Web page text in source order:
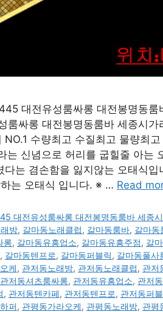
대전유성룸싸롱 대전봉명동
룸싸롱 대전봉명동룸바 세종시
수량최고 수질최고 물량최
는 신념으로 허리를 굽힐줄 아는
다는 겸손함을 잃지않는 오태식
는 오태식 입니다. ※ … Read
대전유성룸싸롱 대전봉명동룸바 세종
방, 갈마동노래클럽, 갈마동룸바, 갈마동
롱, 갈마동유흥업소, 갈마동유흥주점, 갈
, 갈마동텐프로, 갈마동퍼블릭, 갈마동풀사
케, 관저동노래방, 관저동노래클럽, 관저
관저동셔츠룸싸롱, 관저동유흥업소, 관저
, 관저동텐카페, 관저동텐프로, 관저동퍼
퍼, 관평동가라오케, 관평동노래방, 관평